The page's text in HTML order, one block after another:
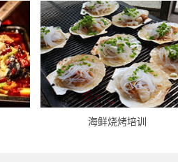
海鲜烧烤培训